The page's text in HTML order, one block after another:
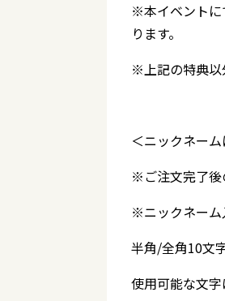
※本イベントに
ります。
※上記の特典以
＜ニックネー
※ご注文完了後
※ニックネーム
半角/全角10文
使用可能な文字